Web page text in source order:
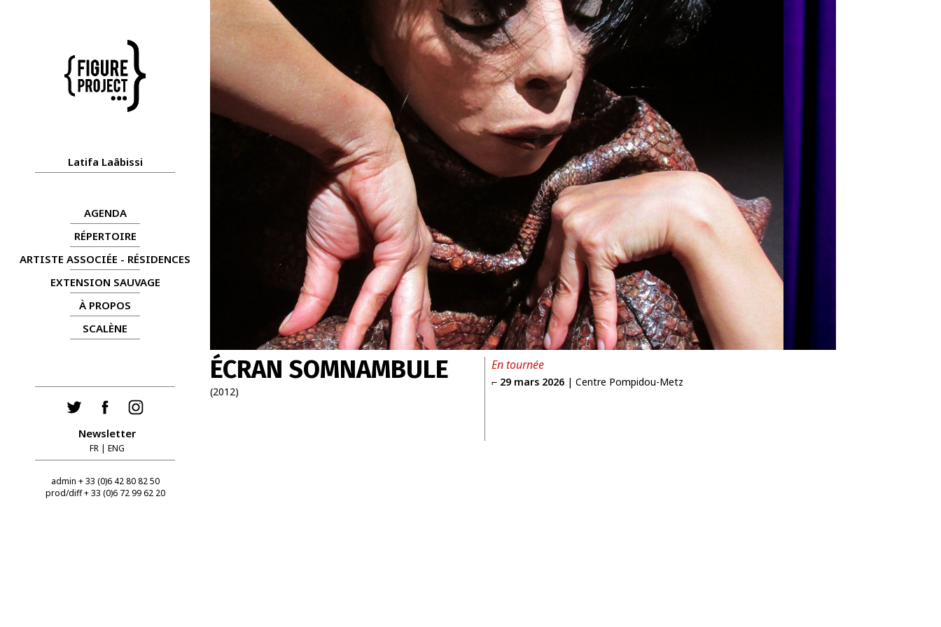
Latifa Laâbissi
AGENDA
RÉPERTOIRE
ARTISTE ASSOCIÉE - RÉSIDENCES
EXTENSION SAUVAGE
À PROPOS
SCALÈNE
Newsletter
FR | ENG
admin + 33 (0)6 42 80 82 50
prod/diff + 33 (0)6 72 99 62 20
ÉCRAN SOMNAMBULE
(2012)
En tournée
⌐ 29 mars 2026 |Centre Pompidou-Metz